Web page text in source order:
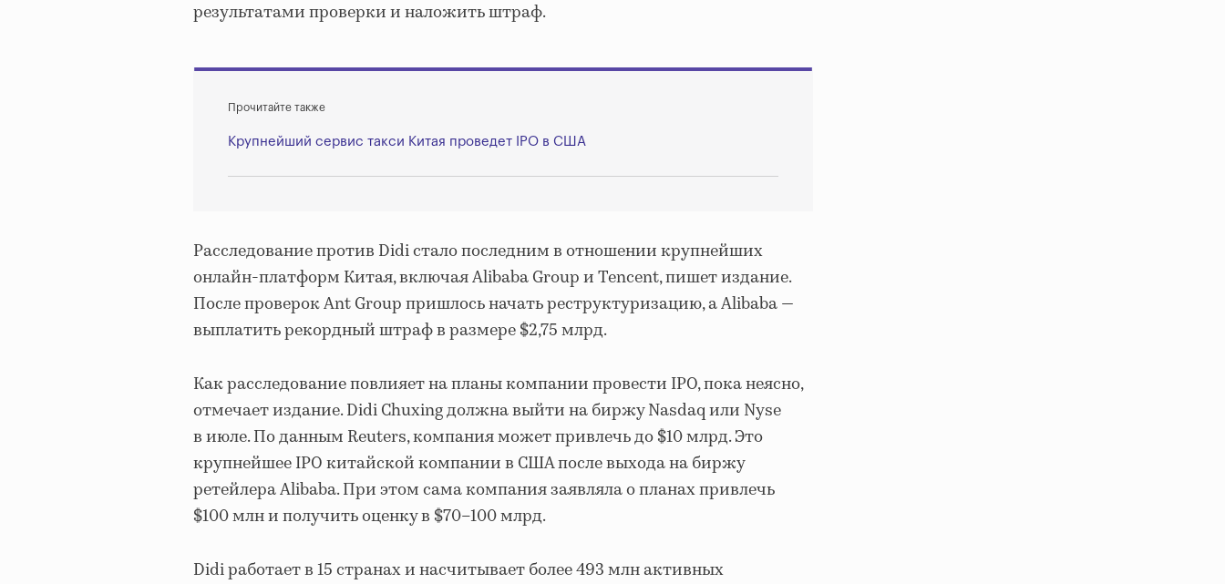
результатами проверки и наложить штраф.
Прочитайте также
Крупнейший сервис такси Китая проведет IPO в США
Расследование против Didi стало последним в отношении крупнейших
онлайн-платформ Китая, включая Alibaba Group и Tencent, пишет издание.
После проверок Ant Group пришлось начать реструктуризацию, а Alibaba —
выплатить рекордный штраф в размере $2,75 млрд.
Как расследование повлияет на планы компании провести IPO, пока неясно,
отмечает издание. Didi Chuxing должна выйти на биржу Nasdaq или Nyse
в июле. По данным Reuters, компания может привлечь до $10 млрд. Это
крупнейшее IPO китайской компании в США после выхода на биржу
ретейлера Alibaba. При этом сама компания заявляла о планах привлечь
$100 млн и получить оценку в $70–100 млрд.
Didi работает в 15 странах и насчитывает более 493 млн активных